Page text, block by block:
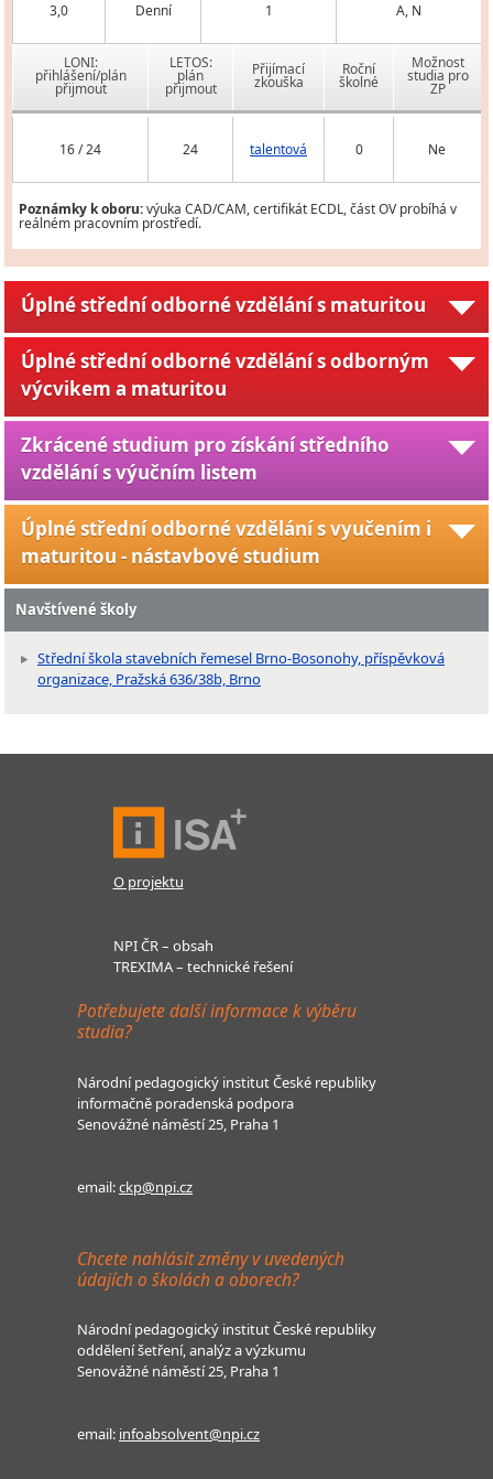
3,0 Denní 1 A, N
LONI:
přihlášení/plán
přijmout
LETOS:
plán
přijmout
Přijímací
zkouška
Roční
školné
Možnost
studia pro
ZP
16 / 24 24 talentová 0 Ne
Poznámky k oboru:výuka CAD/CAM, certifikát ECDL, část OV probíhá v
reálném pracovním prostředí.
Úplné střední odborné vzdělání s maturitou
Úplné střední odborné vzdělání s odborným
výcvikem a maturitou
Zkrácené studium pro získání středního
vzdělání s výučním listem
Úplné střední odborné vzdělání s vyučením i
maturitou - nástavbové studium
Navštívené školy
Střední škola stavebních řemesel Brno-Bosonohy, příspěvková
organizace, Pražská 636/38b, Brno
O projektu
NPI ČR – obsah
TREXIMA – technické řešení
Potřebujete další informace k výběru
studia?
Národní pedagogický institut České republiky
informačně poradenská podpora
Senovážné náměstí 25, Praha 1
email:ckp@npi.cz
Chcete nahlásit změny v uvedených
údajích o školách a oborech?
Národní pedagogický institut České republiky
oddělení šetření, analýz a výzkumu
Senovážné náměstí 25, Praha 1
email: infoabsolvent@npi.cz